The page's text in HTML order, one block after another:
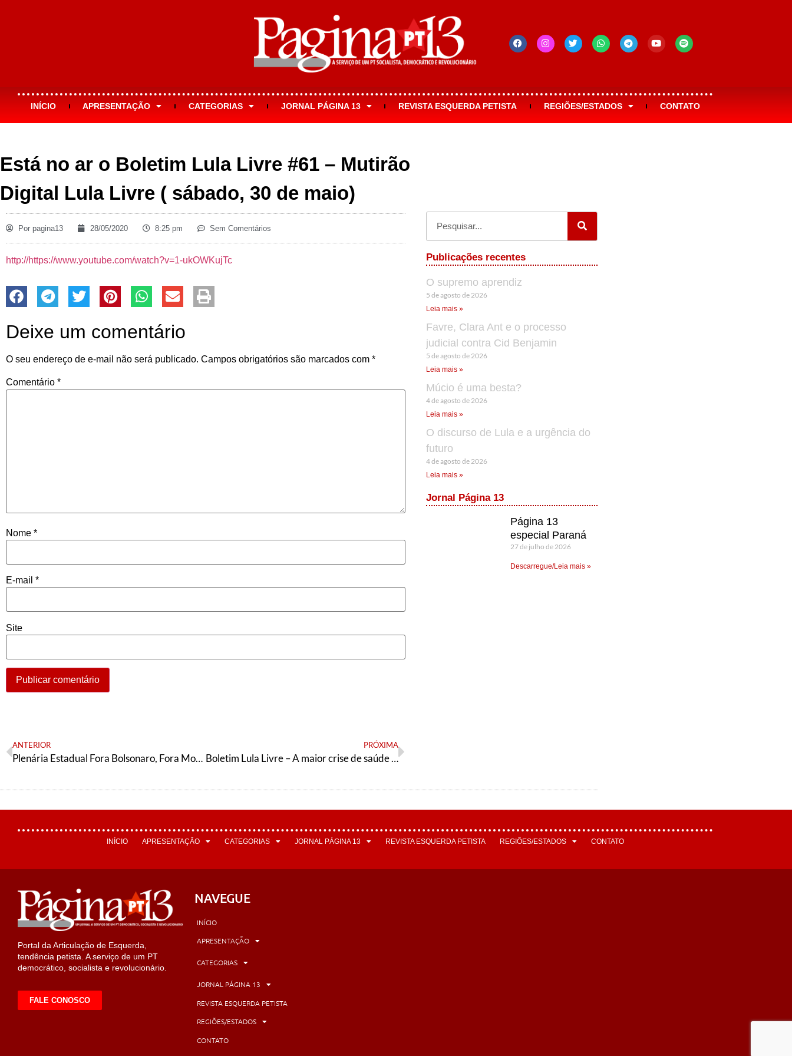
INÍCIO APRESENTAÇÃO CATEGORIAS JORNAL PÁGINA 13 REVISTA ESQUERDA PETISTA REGIÕES/ESTADOS CONTATO
Está no ar o Boletim Lula Livre #61 – Mutirão
Digital Lula Livre ( sábado, 30 de maio)
Por pagina13 28/05/2020 8:25 pm Sem Comentários
http://https://www.youtube.com/watch?v=1-ukOWKujTc
Deixe um comentário
O seu endereço de e-mail não será publicado. Campos obrigatórios são marcados com *
Comentário *
Nome *
E-mail *
Site
ANTERIOR
Plenária Estadual Fora Bolsonaro, Fora Mourão e Fora Zema!
PRÓXIMA
Boletim Lula Livre – A maior crise de saúde pública e Bolsonaro ocupado em fazer ameaças
Publicações recentes
O supremo aprendiz
5 de agosto de 2026
Leia mais »
Favre, Clara Ant e o processo
judicial contra Cid Benjamin
5 de agosto de 2026
Leia mais »
Múcio é uma besta?
4 de agosto de 2026
Leia mais »
O discurso de Lula e a urgência do
futuro
4 de agosto de 2026
Leia mais »
Jornal Página 13
Página 13
especial Paraná
27 de julho de 2026
Descarregue/Leia mais »
INÍCIO APRESENTAÇÃO CATEGORIAS JORNAL PÁGINA 13 REVISTA ESQUERDA PETISTA REGIÕES/ESTADOS CONTATO
Portal da Articulação de Esquerda,
tendência petista. A serviço de um PT
democrático, socialista e revolucionário.
FALE CONOSCO
NAVEGUE
INÍCIO
APRESENTAÇÃO
CATEGORIAS
JORNAL PÁGINA 13
REVISTA ESQUERDA PETISTA
REGIÕES/ESTADOS
CONTATO